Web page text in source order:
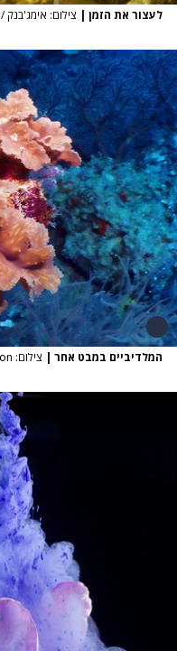
לעצור את הזמן | צילום: אימג'בנק / Thinkstock
המלדיביים במבט אחר | צילום: flickr user nevill wootton